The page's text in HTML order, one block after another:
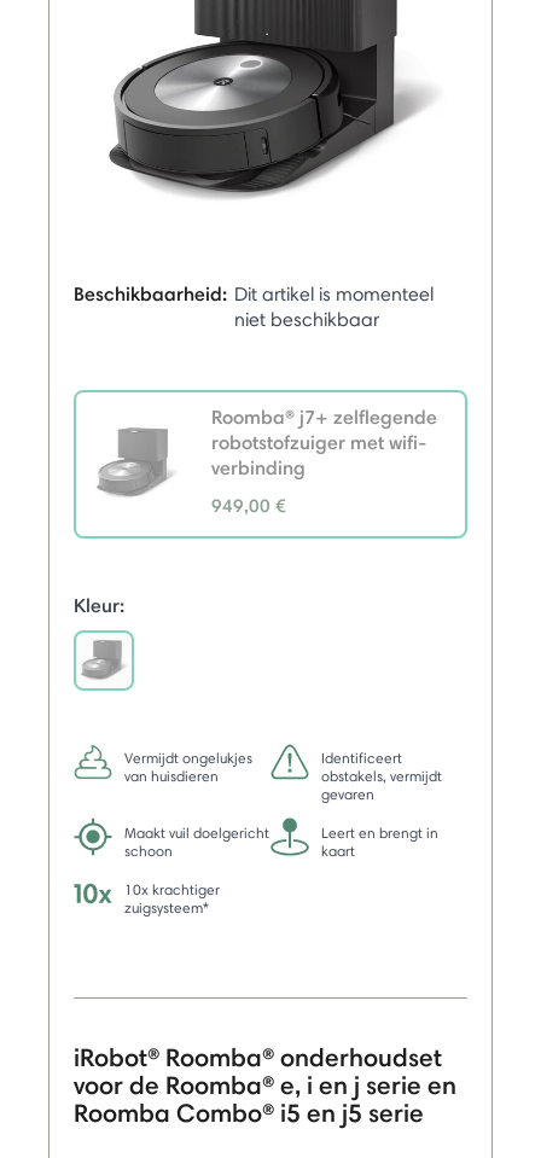
Beschikbaarheid: Dit artikel is momenteel
niet beschikbaar
Roomba® j7+ zelflegende
robotstofzuiger met wifi-
verbinding
949,00 €
selected
Kleur:
Vermijdt ongelukjes
van huisdieren
Identificeert
obstakels, vermijdt
gevaren
Maakt vuil doelgericht
schoon
Leert en brengt in
kaart
10x krachtiger
zuigsysteem*
iRobot® Roomba® onderhoudset
voor de Roomba® e, i en j serie en
Roomba Combo® i5 en j5 serie